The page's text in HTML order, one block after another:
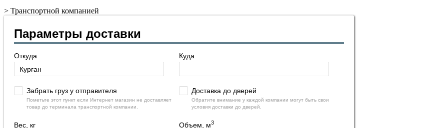
> Транспортной компанией
Параметры доставки
Откуда Куда
Забрать груз у отправителя
Пометьте этот пункт если Интернет магазин не доставляет
товар до терминала транспортной компании.
Доставка до дверей
Обратите внимание у каждой компании могут быть свои
условия доставки до дверей.
Вес, кг Объем, м3